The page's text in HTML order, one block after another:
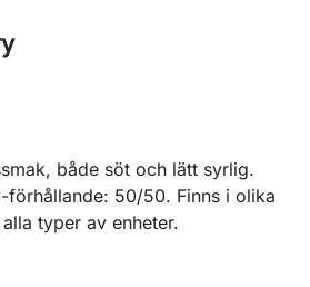
både söt och lätt syrlig.
förhållande: 50/50. Finns i olika
typer av enheter.